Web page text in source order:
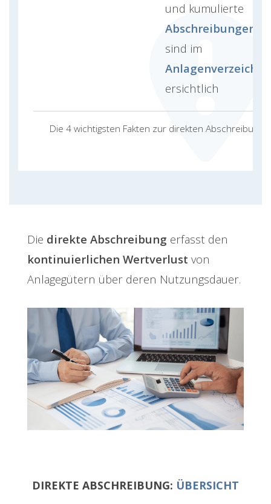
Die 4 wichtigsten Fakten zur direkten Abschreibung
und kumulierte
Abschreibungen
sind im
ersichtlich
Die direkte Abschreibung erfasst den
kontinuierlichen Wertverlust von
Anlagegütern über deren Nutzungsdauer.
DIREKTE ABSCHREIBUNG: ÜBERSICHT